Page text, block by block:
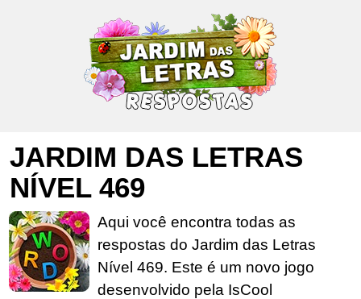
JARDIM DAS LETRAS
NÍVEL 469
Aqui você encontra todas as
respostas do Jardim das Letras
Nível 469. Este é um novo jogo
desenvolvido pela IsCool